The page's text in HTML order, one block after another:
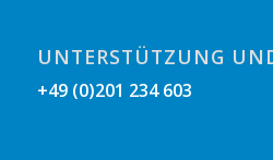
UNTERSTÜTZUNG
+49 (0)201 234 603